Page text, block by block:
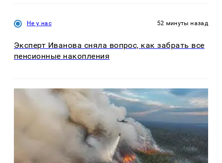
Не у нас 52 минуты назад
Эксперт Иванова сняла вопрос, как забрать все
пенсионные накопления